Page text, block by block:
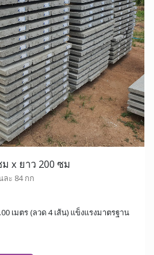
x ยาว 200 ซม
ละ 84 กก
เมตร (ลวด 4 เส้น) แข็งแรงมาตรฐาน